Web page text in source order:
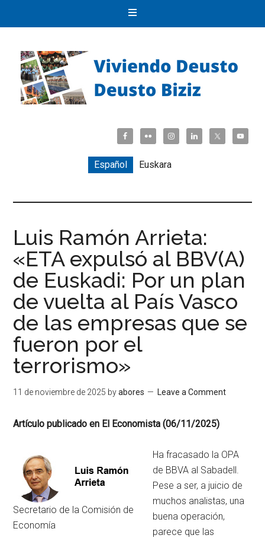
Español Euskara
Luis Ramón Arrieta:
«ETA expulsó al BBV(A)
de Euskadi: Por un plan
de vuelta al País Vasco
de las empresas que se
fueron por el
terrorismo»
11 de noviembre de 2025 byabores Leave a Comment
Artículo publicado en El Economista (06/11/2025)
Secretario de la Comisión de
Economía
Ha fracasado la OPA
de BBVA al Sabadell.
Pese a ser, a juicio de
muchos analistas, una
buena operación,
parece que las